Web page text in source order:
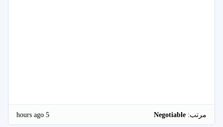
مرتب: 5 hours ago